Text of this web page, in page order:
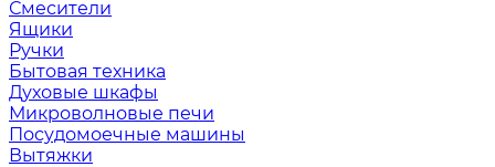
Смесители
Ящики
Ручки
Бытовая техника
Духовые шкафы
Микроволновые печи
Посудомоечные машины
Вытяжки